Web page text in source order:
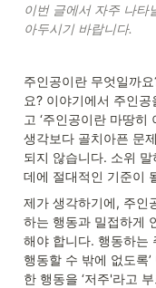
이번 글에서 자주 나타
아두시기 바랍니다.
주인공이란 무엇일까
요? 이야기에서 주인
고 ‘주인공이란 마땅히
생각보다 골치아픈 문
되지 않습니다. 소위
데에 절대적인 기준이
제가 생각하기에, 주인
하는 행동과 밀접하게
해야 합니다. 행동하는
행동할 수 밖에 없도록
한 행동을 ‘저주'라고